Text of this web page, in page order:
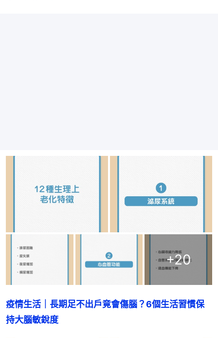
+20
疫情生活｜長期足不出戶竟會傷腦？6個生活習慣保
持大腦敏銳度